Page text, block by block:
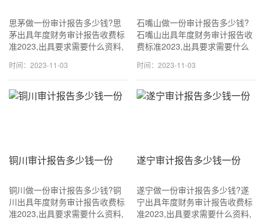
思茅做一份审计报告多少钱?思
茅出具年度财务审计报告收费标
准2023,出具要求需要什么资料,
18611114677 (同v信) 一般
1500~3500元一份,专业出具审
计报告.
时间：2023-11-03
石嘴山做一份审计报告多少钱?
石嘴山出具年度财务审计报告收
费标准2023,出具要求需要什么
18611114677 (同v信) 一般
1500~3500元一份,专业出具审
计报
时间：2023-11-03
铜川审计报告多少钱一份
铜川做一份审计报告多少钱?铜
川出具年度财务审计报告收费标
准2023,出具要求需要什么资料,
遂宁审计报告多少钱一份
遂宁做一份审计报告多少钱?遂
宁出具年度财务审计报告收费标
准2023,出具要求需要什么资料,